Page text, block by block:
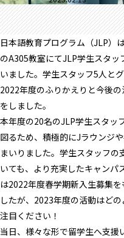
日本語教育プログラム（JLP）
のA305教室にてJLP学生スタ
いました。学生スタッフ5人と
2022年度のふりかえりと今後
をしました。
本年度の20名のJLP学生スタッ
図るため、積極的にJラウンジ
まいりました。学生スタッフ
いても、より充実したキャンパ
は2022年度春学期新入生募集
したが、2023年度の活動はど
注目ください！
当日、様々な形で留学生へ支援